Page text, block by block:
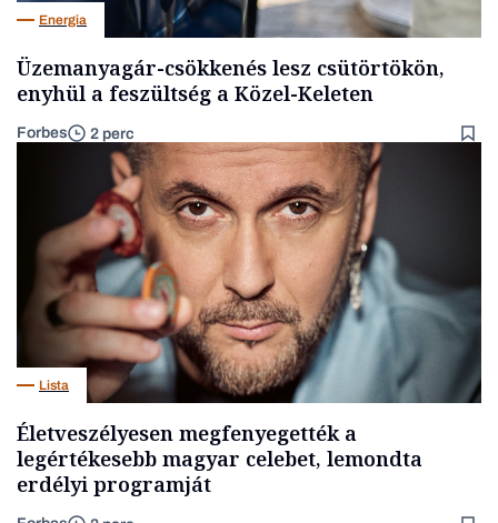
Energia
Üzemanyagár-csökkenés lesz csütörtökön,
enyhül a feszültség a Közel-Keleten
Forbes 2 perc
Lista
Életveszélyesen megfenyegették a
legértékesebb magyar celebet, lemondta
erdélyi programját